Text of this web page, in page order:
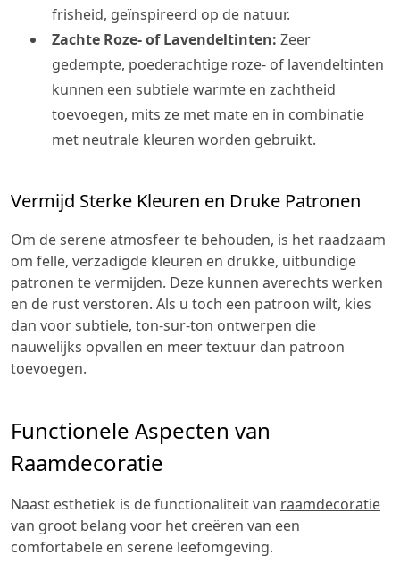
frisheid, geïnspireerd op de natuur.
Zachte Roze- of Lavendeltinten: Zeer
gedempte, poederachtige roze- of lavendeltinten
kunnen een subtiele warmte en zachtheid
toevoegen, mits ze met mate en in combinatie
met neutrale kleuren worden gebruikt.
Vermijd Sterke Kleuren en Druke Patronen
Om de serene atmosfeer te behouden, is het raadzaam
om felle, verzadigde kleuren en drukke, uitbundige
patronen te vermijden. Deze kunnen averechts werken
en de rust verstoren. Als u toch een patroon wilt, kies
dan voor subtiele, ton-sur-ton ontwerpen die
nauwelijks opvallen en meer textuur dan patroon
toevoegen.
Functionele Aspecten van
Raamdecoratie
Naast esthetiek is de functionaliteit van raamdecoratie
van groot belang voor het creëren van een
comfortabele en serene leefomgeving.